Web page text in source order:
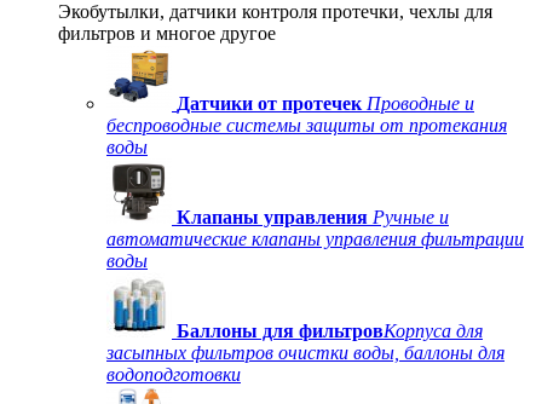
Экобутылки, датчики контроля протечки, чехлы для
фильтров и многое другое
Датчики от протечек Проводные и
беспроводные системы защиты от протекания
воды
Клапаны управления Ручные и
автоматические клапаны управления фильтрации
воды
Баллоны для фильтровКорпуса для
засыпных фильтров очистки воды, баллоны для
водоподготовки